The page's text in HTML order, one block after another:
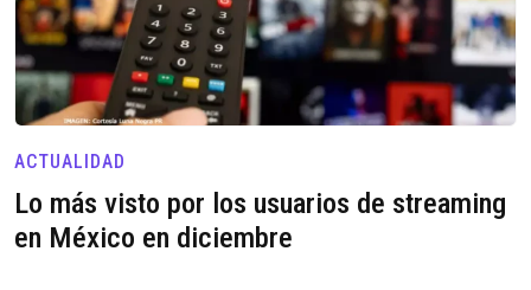
ACTUALIDAD
Lo más visto por los usuarios de streaming
en México en diciembre